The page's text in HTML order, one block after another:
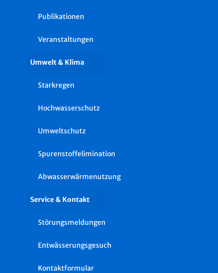
Publikationen
Veranstaltungen
Umwelt & Klima
Starkregen
Hochwasserschutz
Umweltschutz
Spurenstoffelimination
Abwasserwärmenutzung
Service & Kontakt
Störungsmeldungen
Entwässerungsgesuch
Kontaktformular